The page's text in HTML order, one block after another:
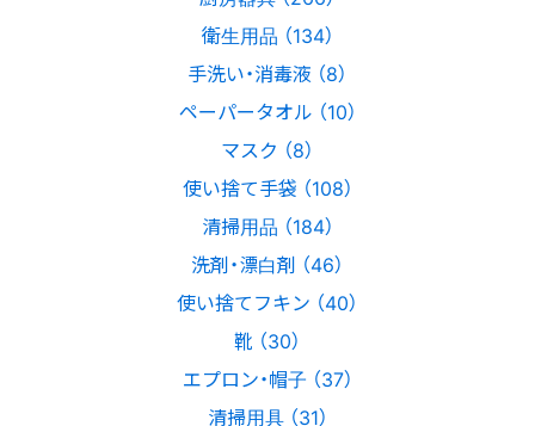
衛生用品 （134）
手洗い・消毒液 （8）
ペーパータオル （10）
マスク （8）
使い捨て手袋 （108）
清掃用品 （184）
洗剤・漂白剤 （46）
使い捨てフキン （40）
靴 （30）
エプロン・帽子 （37）
清掃用具 （31）